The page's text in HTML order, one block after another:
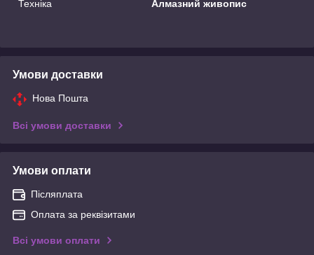
Техніка Алмазний живопис
Умови доставки
Нова Пошта
Всі умови доставки
Умови оплати
Післяплата
Оплата за реквізитами
Всі умови оплати